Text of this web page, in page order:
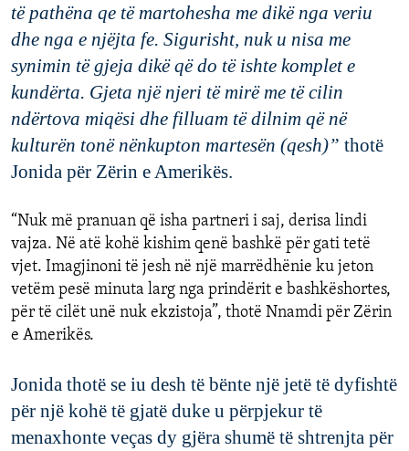
të pathëna qe të martohesha me dikë nga veriu
dhe nga e njëjta fe. Sigurisht, nuku nisa me
synimin të gjeja dikë qëdo të ishte komplete
kundërta. Gjeta një njeri të mirëme të cilin
ndërtova miqësi dhe filluam të dilnim që në
kulturën tonë nënkupton martesën (qesh)” thotë
Jonida për Zërin e Amerikës.
“Nuk më pranuan që isha partneri i saj, derisa lindi
vajza. Në atë kohë kishim qenë bashkë për gati tetë
vjet. Imagjinoni të jesh në një marrëdhënie ku jeton
vetëm pesë minuta larg nga prindërit e bashkëshortes,
për të cilët unë nuk ekzistoja”, thotë Nnamdi për Zërin
e Amerikës.
Jonida thotë se iu desh të bënte një jetë të dyfishtë
për një kohë të gjatë duke u përpjekur të
menaxhonte veças dy gjëra shumë të shtrenjta për